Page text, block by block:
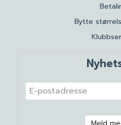
Bytte